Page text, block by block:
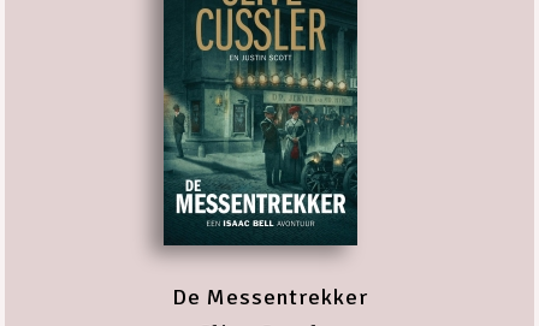
De Messentrekker